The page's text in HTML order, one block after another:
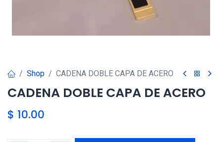
Shop CADENA DOBLE CAPA DE ACERO
CADENA DOBLE CAPA DE ACERO
$ 10.00